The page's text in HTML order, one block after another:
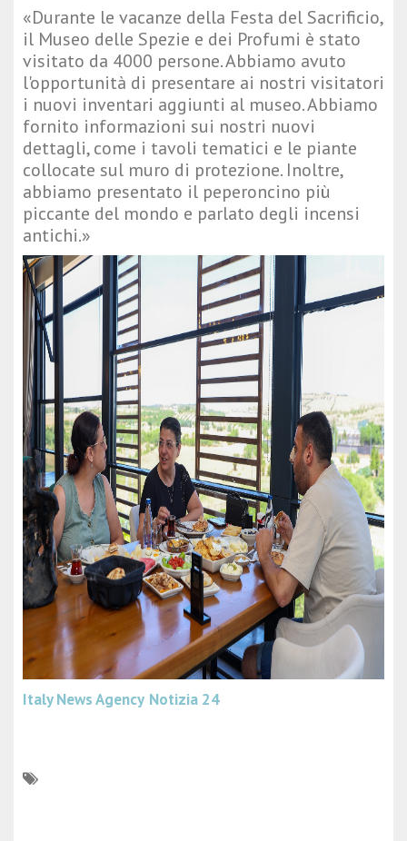
«Durante le vacanze della Festa del Sacrificio,
il Museo delle Spezie e dei Profumi è stato
visitato da 4000 persone. Abbiamo avuto
l'opportunità di presentare ai nostri visitatori
i nuovi inventari aggiunti al museo. Abbiamo
fornito informazioni sui nostri nuovi
dettagli, come i tavoli tematici e le piante
collocate sul muro di protezione. Inoltre,
abbiamo presentato il peperoncino più
piccante del mondo e parlato degli incensi
antichi.»
Italy News Agency Notizia 24